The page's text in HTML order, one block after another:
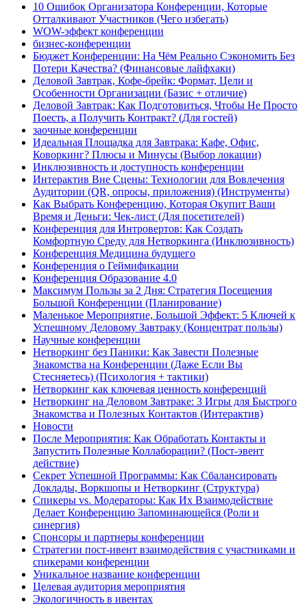
10 Ошибок Организатора Конференции, Которые
Отталкивают Участников (Чего избегать)
WOW-эффект конференции
бизнес-конференции
Бюджет Конференции: На Чём Реально Сэкономить Без
Потери Качества? (Финансовые лайфхаки)
Деловой Завтрак, Кофе-брейк: Формат, Цели и
Особенности Организации (Базис + отличие)
Деловой Завтрак: Как Подготовиться, Чтобы Не Просто
Поесть, а Получить Контракт? (Для гостей)
заочные конференции
Идеальная Площадка для Завтрака: Кафе, Офис,
Коворкинг? Плюсы и Минусы (Выбор локации)
Инклюзивность и доступность конференции
Интерактив Вне Сцены: Технологии для Вовлечения
Аудитории (QR, опросы, приложения) (Инструменты)
Как Выбрать Конференцию, Которая Окупит Ваши
Время и Деньги: Чек-лист (Для посетителей)
Конференция для Интровертов: Как Создать
Комфортную Среду для Нетворкинга (Инклюзивность)
Конференция Медицина будущего
Конференция о Геймификации
Конференция Образование 4.0
Максимум Пользы за 2 Дня: Стратегия Посещения
Большой Конференции (Планирование)
Маленькое Мероприятие, Большой Эффект: 5 Ключей к
Успешному Деловому Завтраку (Концентрат пользы)
Научные конференции
Нетворкинг без Паники: Как Завести Полезные
Знакомства на Конференции (Даже Если Вы
Стесняетесь) (Психология + тактики)
Нетворкинг как ключевая ценность конференций
Нетворкинг на Деловом Завтраке: 3 Игры для Быстрого
Знакомства и Полезных Контактов (Интерактив)
Новости
После Мероприятия: Как Обработать Контакты и
Запустить Полезные Коллаборации? (Пост-эвент
действие)
Секрет Успешной Программы: Как Сбалансировать
Доклады, Воркшопы и Нетворкинг (Структура)
Спикеры vs. Модераторы: Как Их Взаимодействие
Делает Конференцию Запоминающейся (Роли и
синергия)
Спонсоры и партнеры конференции
Стратегии пост-ивент взаимодействия с участниками и
спикерами конференции
Уникальное название конференции
Целевая аудитория мероприятия
Экологичность в ивентах